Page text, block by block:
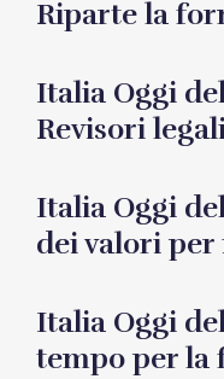
Riparte la
Italia Oggi
Revisori
Italia Oggi
dei valori
Italia Oggi
tempo per la